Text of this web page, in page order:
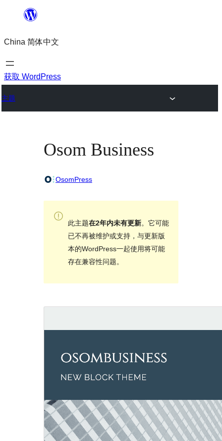
内
容
China 简体中文
获取 WordPress
主题
Osom Business
OsomPress
此主题在2年内未有更新。它可能
已不再被维护或支持，与更新版
本的WordPress一起使用将可能
存在兼容性问题。